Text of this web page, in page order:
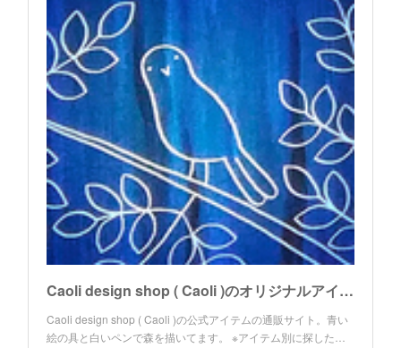
Caoli design shop ( Caoli )のオリジナルアイテム通販 ∞ SUZURI（スズリ）
Caoli design shop ( Caoli )の公式アイテムの通販サイト。青い
絵の具と白いペンで森を描いてます。 ※アイテム別に探した…